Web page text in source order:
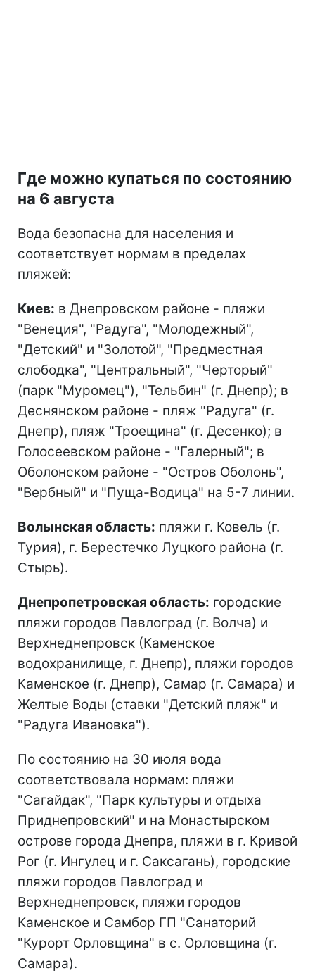
Где можно купаться по состоянию
на 6 августа
Вода безопасна для населения и
соответствует нормам в пределах
пляжей:
Киев: в Днепровском районе - пляжи
"Венеция", "Радуга", "Молодежный",
"Детский" и "Золотой", "Предместная
слободка", "Центральный", "Черторый"
(парк "Муромец"), "Тельбин" (г. Днепр); в
Деснянском районе - пляж "Радуга" (г.
Днепр), пляж "Троещина" (г. Десенко); в
Голосеевском районе - "Галерный"; в
Оболонском районе - "Остров Оболонь",
"Вербный" и "Пуща-Водица" на 5-7 линии.
Волынская область: пляжи г. Ковель (г.
Турия), г. Берестечко Луцкого района (г.
Стырь).
Днепропетровская область: городские
пляжи городов Павлоград (г. Волча) и
Верхнеднепровск (Каменское
водохранилище, г. Днепр), пляжи городов
Каменское (г. Днепр), Самар (г. Самара) и
Желтые Воды (ставки "Детский пляж" и
"Радуга Ивановка").
По состоянию на 30 июля вода
соответствовала нормам: пляжи
"Сагайдак", "Парк культуры и отдыха
Приднепровский" и на Монастырском
острове города Днепра, пляжи в г. Кривой
Рог (г. Ингулец и г. Саксагань), городские
пляжи городов Павлоград и
Верхнеднепровск, пляжи городов
Каменское и Самбор ГП "Санаторий
"Курорт Орловщина" в с. Орловщина (г.
Самара).